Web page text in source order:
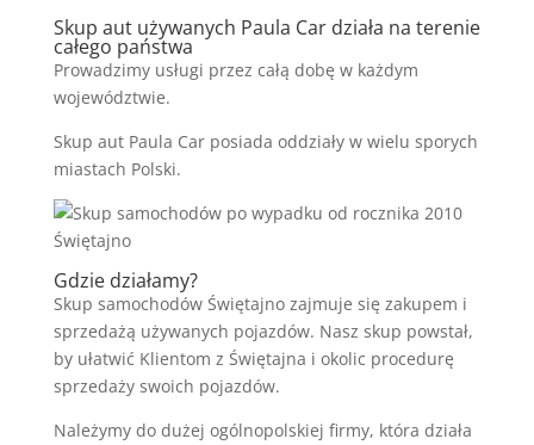
Skup aut używanych Paula Car działa na terenie
całego państwa
Prowadzimy usługi przez całą dobę w każdym
województwie.
Skup aut Paula Car posiada oddziały w wielu sporych
miastach Polski.
Gdzie działamy?
Skup samochodów Świętajno zajmuje się zakupem i
sprzedażą używanych pojazdów. Nasz skup powstał,
by ułatwić Klientom z Świętajna i okolic procedurę
sprzedaży swoich pojazdów.
Należymy do dużej ogólnopolskiej firmy, która działa